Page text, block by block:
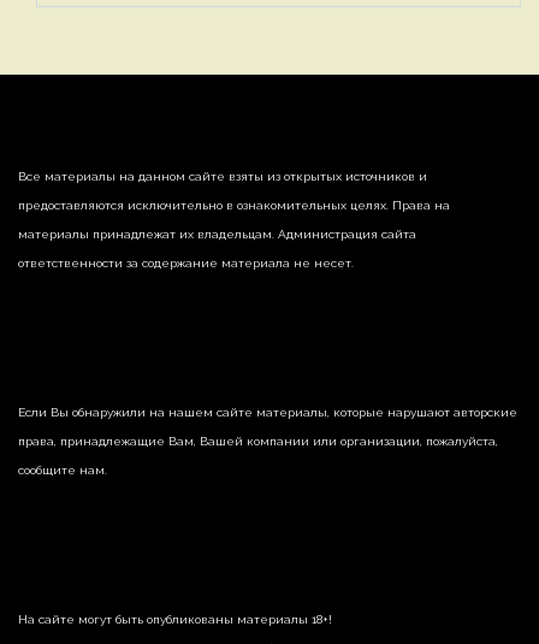
Все материалы на данном сайте взяты из открытых источников и
предоставляются исключительно в ознакомительных целях. Права на
материалы принадлежат их владельцам. Администрация сайта
ответственности за содержание материала не несет.
Если Вы обнаружили на нашем сайте материалы, которые нарушают авторские
права, принадлежащие Вам, Вашей компании или организации, пожалуйста,
сообщите нам.
На сайте могут быть опубликованы материалы 18+!